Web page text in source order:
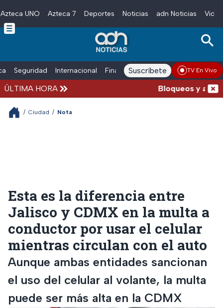
Skip to main content
Azteca UNO Azteca 7 Deportes Noticias adn Noticias
Seguridad Internacional Finanzas adn Noticias Radio
Suscríbete TV En Vivo
ÚLTIMA HORA Bloqueos y
/ Ciudad / Nota
Esta es la diferencia entre
Jalisco y CDMX en la multa a
conductor por usar el celular
mientras circulan con el auto
Aunque ambas entidades sancionan
el uso del celular al volante, la multa
puede ser más alta en la CDMX